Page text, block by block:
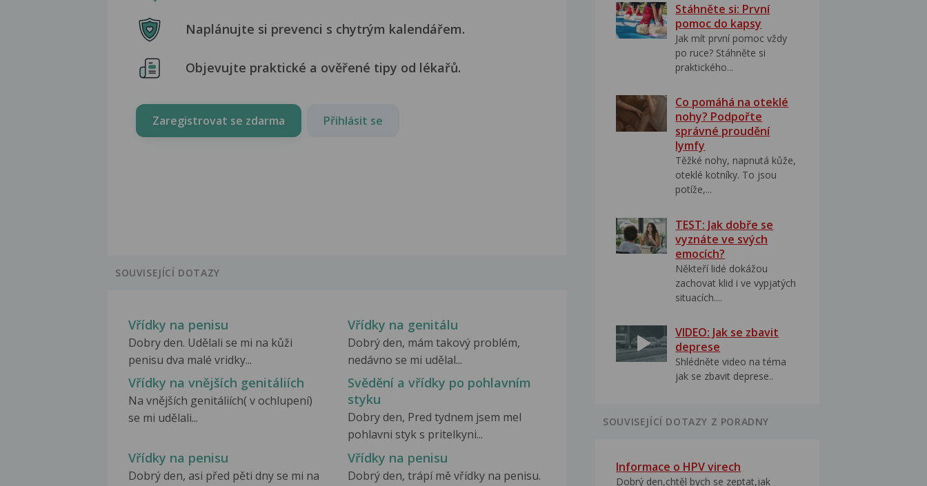
Naplánujte si prevenci s chytrým kalendářem.
Objevujte praktické a ověřené tipy od lékařů.
Zaregistrovat se zdarma Přihlásit se
SOUVISEJÍCÍ DOTAZY
Vřídky na penisu
Dobry den. Udělali se mi na kůži
penisu dva malé vridky...
Vřídky na genitálu
Dobrý den, mám takový problém,
nedávno se mi udělal...
Vřídky na vnějších genitáliích
Na vnějších genitáliích( v ochlupení)
se mi udělali...
Svědění a vřídky po pohlavním
styku
Dobry den, Pred tydnem jsem mel
pohlavni styk s pritelkyni...
Vřídky na penisu
Dobrý den, asi před pěti dny se mi na
Vřídky na penisu
Dobrý den, trápí mě vřídky na penisu.
Stáhněte si: První
pomoc do kapsy
Jak mít první pomoc vždy
po ruce? Stáhněte si
praktického...
Co pomáhá na oteklé
nohy? Podpořte
správné proudění
lymfy
Těžké nohy, napnutá kůže,
oteklé kotníky. To jsou
potíže,...
TEST: Jak dobře se
vyznáte ve svých
emocích?
Někteří lidé dokážou
zachovat klid i ve vypjatých
situacích....
VIDEO: Jak se zbavit
deprese
Shlédněte video na téma
jak se zbavit deprese..
SOUVISEJÍCÍ DOTAZY Z PORADNY
Informace o HPV virech
Dobrý den,chtěl bych se zeptat,jak